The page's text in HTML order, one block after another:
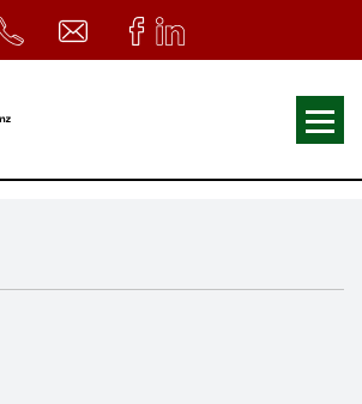
Heilpädagogischer Tag